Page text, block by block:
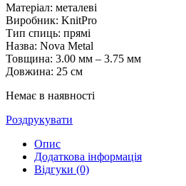
Матеріал: металеві
Виробник: KnitPro
Тип спиць: прямі
Назва: Nova Metal
Товщина: 3.00 мм – 3.75 мм
Довжина: 25 см
Немає в наявності
Роздрукувати
Опис
Додаткова інформація
Відгуки (0)